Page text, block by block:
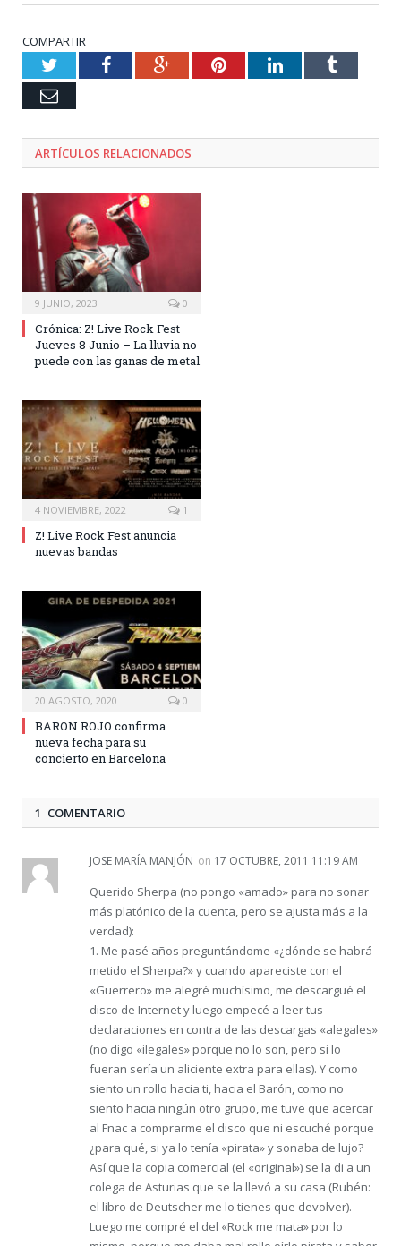
COMPARTIR
TwitterFacebookGoogle+PinterestLinkedInTumblr
Email
ARTÍCULOS RELACIONADOS
9 JUNIO, 2023 0
Crónica: Z! Live Rock Fest
Jueves 8 Junio – La lluvia no
puede con las ganas de metal
4 NOVIEMBRE, 2022 1
Z! Live Rock Fest anuncia
nuevas bandas
20 AGOSTO, 2020 0
BARON ROJO confirma
nueva fecha para su
concierto en Barcelona
1 COMENTARIO
JOSE MARÍA MANJÓN on 17 OCTUBRE, 2011 11:19 AM
Querido Sherpa (no pongo «amado» para no sonar
más platónico de la cuenta, pero se ajusta más a la
verdad):
1. Me pasé años preguntándome «¿dónde se habrá
metido el Sherpa?» y cuando apareciste con el
«Guerrero» me alegré muchísimo, me descargué el
disco de Internet y luego empecé a leer tus
declaraciones en contra de las descargas «alegales»
(no digo «ilegales» porque no lo son, pero si lo
fueran sería un aliciente extra para ellas). Y como
siento un rollo hacia ti, hacia el Barón, como no
siento hacia ningún otro grupo, me tuve que acercar
al Fnac a comprarme el disco que ni escuché porque
¿para qué, si ya lo tenía «pirata» y sonaba de lujo?
Así que la copia comercial (el «original») se la di a un
colega de Asturias que se la llevó a su casa (Rubén:
el libro de Deutscher me lo tienes que devolver).
Luego me compré el del «Rock me mata» por lo